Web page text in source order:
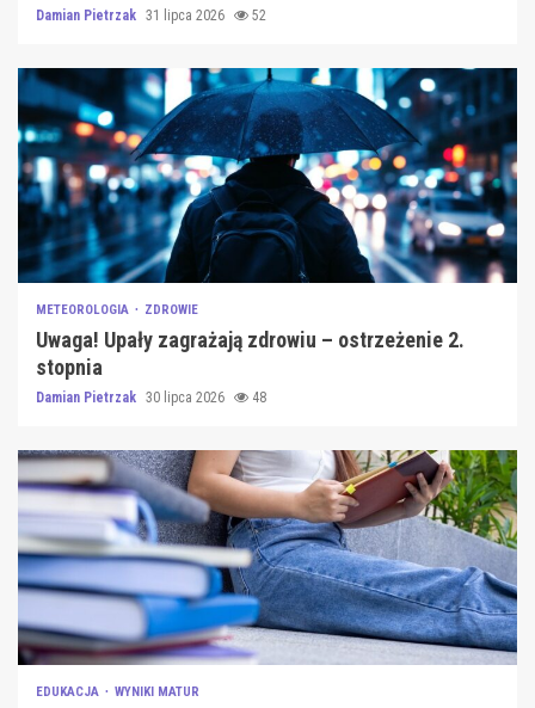
Damian Pietrzak 31 lipca 2026 52
METEOROLOGIA ZDROWIE
Uwaga! Upały zagrażają zdrowiu – ostrzeżenie 2.
stopnia
Damian Pietrzak 30 lipca 2026 48
EDUKACJA WYNIKI MATUR